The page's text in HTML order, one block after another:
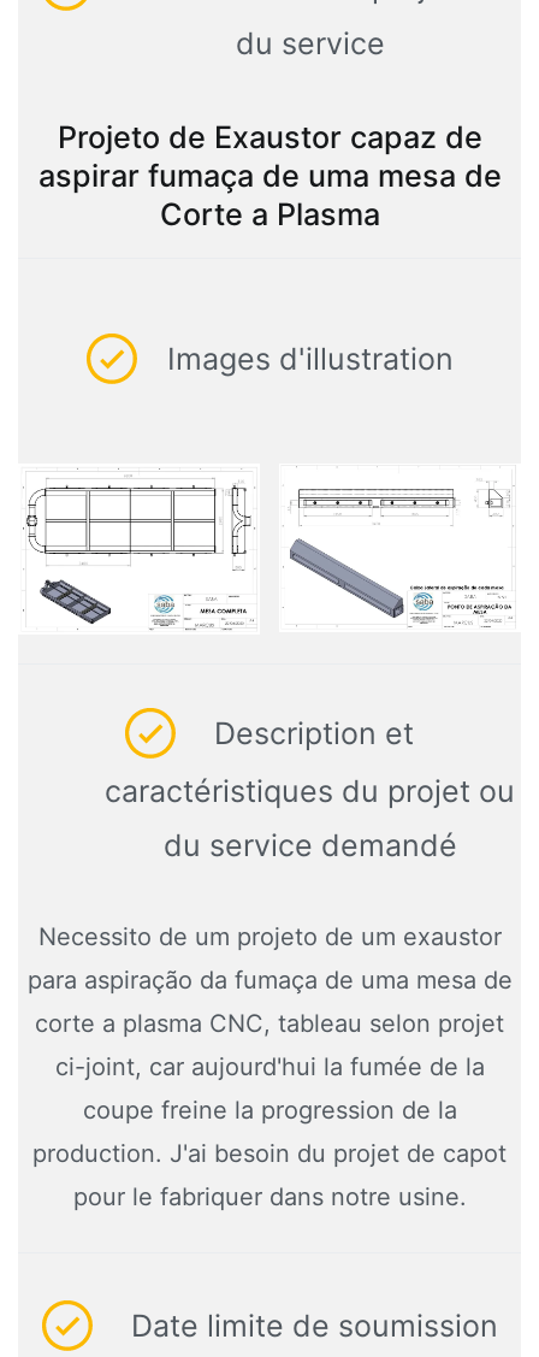
du service
Projeto de Exaustor capaz de
aspirar fumaça de uma mesa de
Corte a Plasma
Images d'illustration
Description et
caractéristiques du projet ou
du service demandé
Necessito de um projeto de um exaustor
para aspiração da fumaça de uma mesa de
corte a plasma CNC, tableau selon projet
ci-joint, car aujourd'hui la fumée de la
coupe freine la progression de la
production. J'ai besoin du projet de capot
pour le fabriquer dans notre usine.